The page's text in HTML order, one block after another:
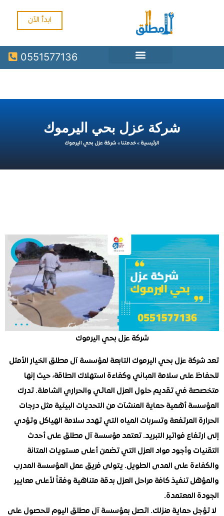
0551577136
شركة عزل بحي اليرموك
خدمتنا»شركة عزل بحي اليرموك
شركة عزل بحي اليرموك
عزل بحي اليرموك التابعة لمؤسسة آل مطلق الخيار الأمثل
على سلامة المباني وكفاءة استهلاك الطاقة، حيث إنها
في تقديم حلول العزل المائي والحراري الشاملة. تدرك
أهمية حماية المنشآت من التحديات البيئية مثل درجات
المرتفعة وتسربات المياه التي تهدد سلامة الهياكل وتؤدي
فواتير التبريد. تعتمد مؤسسة آل مطلق على أحدث
وأجود مواد العزل التي تضمن أعلى مستويات المتانة
على المدى الطويل. يتولى فريق عمل المؤسسة المدرب
تنفيذ كافة مراحل العزل بدقة متناهية وفقاً لأعلى معايير
المعتمدة.
حماية منزلك. اتصل بمؤسسة آل مطلق اليوم للحصول على